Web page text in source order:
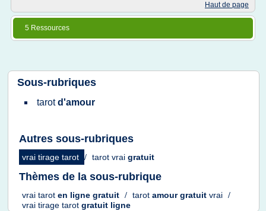
Haut de page
5 Ressources
Sous-rubriques
tarotd'amour
Autres sous-rubriques
vrai tirage tarot / tarot vrai gratuit
Thèmes de la sous-rubrique
vrai tarot en ligne gratuit / tarot amour gratuit vrai /
vrai tirage tarot gratuit ligne